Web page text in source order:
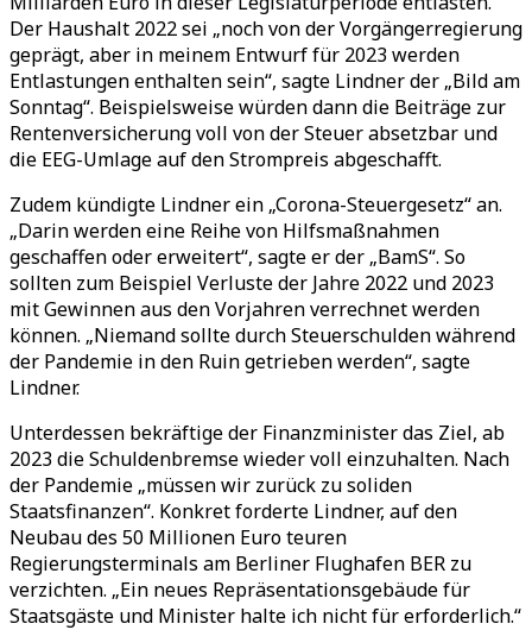
Der Haushalt 2022 sei „noch von der Vorgängerregierung
geprägt, aber in meinem Entwurf für 2023 werden
Entlastungen enthalten sein“, sagte Lindner der „Bild am
Sonntag“. Beispielsweise würden dann die Beiträge zur
Rentenversicherung voll von der Steuer absetzbar und
die EEG-Umlage auf den Strompreis abgeschafft.
Zudem kündigte Lindner ein „Corona-Steuergesetz“ an.
„Darin werden eine Reihe von Hilfsmaßnahmen
geschaffen oder erweitert“, sagte er der „BamS“. So
sollten zum Beispiel Verluste der Jahre 2022 und 2023
mit Gewinnen aus den Vorjahren verrechnet werden
können. „Niemand sollte durch Steuerschulden während
der Pandemie in den Ruin getrieben werden“, sagte
Lindner.
Unterdessen bekräftige der Finanzminister das Ziel, ab
2023 die Schuldenbremse wieder voll einzuhalten. Nach
der Pandemie „müssen wir zurück zu soliden
Staatsfinanzen“. Konkret forderte Lindner, auf den
Neubau des 50 Millionen Euro teuren
Regierungsterminals am Berliner Flughafen BER zu
verzichten. „Ein neues Repräsentationsgebäude für
Staatsgäste und Minister halte ich nicht für erforderlich.“